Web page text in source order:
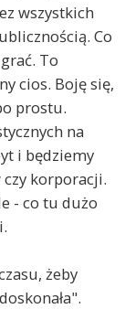
wszystkich
Co
To
cios. Boję się,
prostu.
na
i będziemy
korporacji.
- co tu dużo
żeby